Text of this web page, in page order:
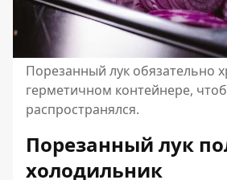
Порезанный лук обязательно
герметичном контейнере,
распространялся.
Порезанный лук
холодильник